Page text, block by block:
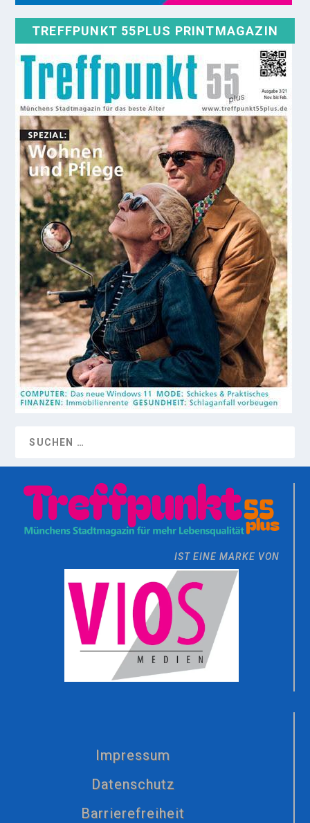
TREFFPUNKT 55PLUS PRINTMAGAZIN
IST EINE MARKE VON
Impressum
Datenschutz
Barrierefreiheit